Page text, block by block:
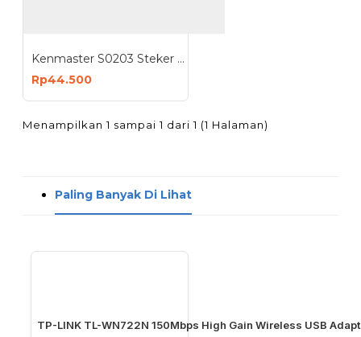
Kenmaster S0203 Steker Colokan Listrik dengan 2 Colokan USB
Rp44.500
Menampilkan 1 sampai 1 dari 1 (1 Halaman)
Paling Banyak Di Lihat
TP-LINK TL-WN722N 150Mbps High Gain Wireless USB